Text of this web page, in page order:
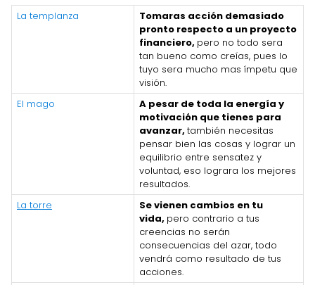
La templanza
Tomaras acción demasiado
pronto respecto a un proyecto
financiero, pero no todo sera
tan bueno como creías, pues lo
tuyo sera mucho mas ímpetu que
visión.
El mago
A pesar de toda la energía y
motivación que tienes para
avanzar, también necesitas
pensar bien las cosas y lograr un
equilibrio entre sensatez y
voluntad, eso lograra los mejores
resultados.
La torre
Se vienen cambios en tu
vida, pero contrario a tus
creencias no serán
consecuencias del azar, todo
vendrá como resultado de tus
acciones.